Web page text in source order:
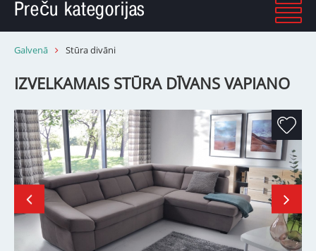
Preču kategorijas
Galvenā Stūra divāni
IZVELKAMAIS STŪRA DĪVANS VAPIANO